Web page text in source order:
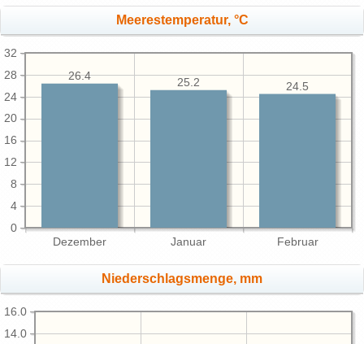
Meerestemperatur, °C
Dezember Januar Februar
0
4
8
12
16
20
24
28
32
24.5
25.2
26.4
Niederschlagsmenge, mm
14.0
16.0